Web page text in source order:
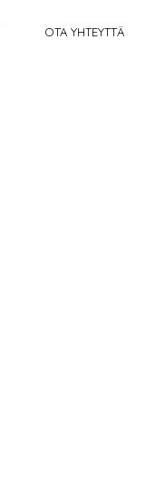
OTA YHTEYTTÄ